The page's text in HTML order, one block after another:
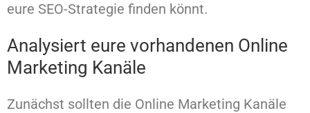
eure SEO-Strategie finden könnt.
Analysiert eure vorhandenen Online
Marketing Kanäle
Zunächst sollten die Online Marketing Kanäle